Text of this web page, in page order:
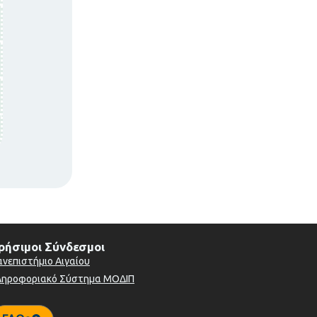
Σύνδεσμοι
Αιγαίου
Σύστημα ΜΟΔΙΠ